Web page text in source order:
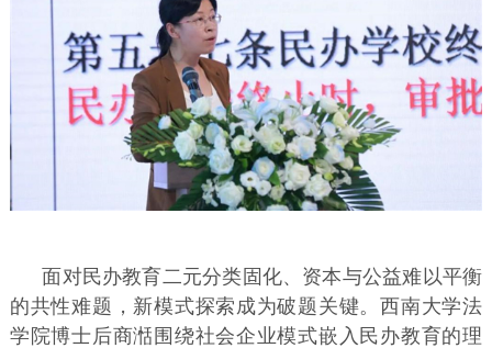
面对民办教育二元分类固化、资本与公益难以平衡
的共性难题，新模式探索成为破题关键。西南大学法
学院博士后商湉围绕社会企业模式嵌入民办教育的理